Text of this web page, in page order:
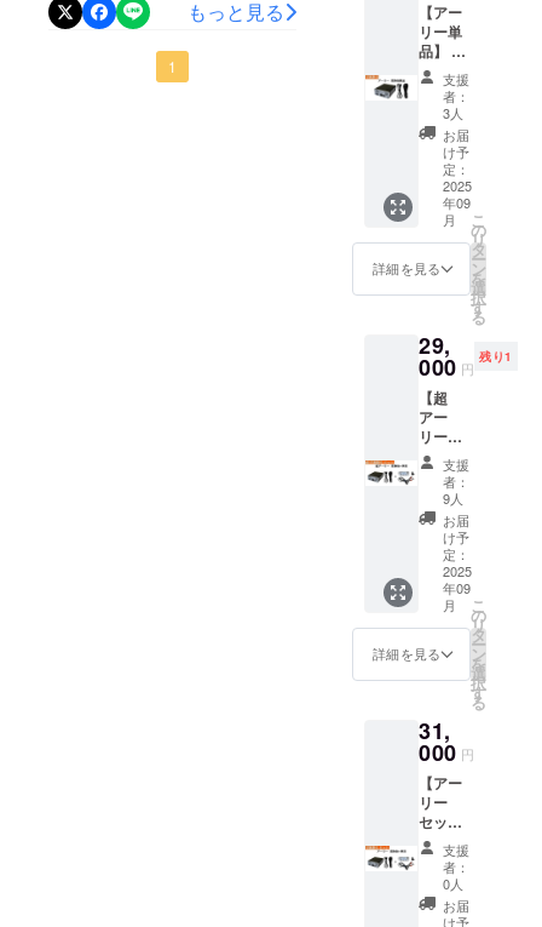
の進捗も随時お知らせして
いきますので、引き続きよ
ろしくお願いします！
本製品は目標金額を達成す
ることができました！誠に
もっと見る
1
【アー
リー単
品】 金
額（送
料・税
込）：
¥11800
リター
ン内容
：美耳
USB
オー
ディオ
変換機
支援
者：
3人
お届
け予
定：
2025
年09
月
詳細を見る
こ
の
リ
タ
ー
ン
を
選
択
す
る
29,
000 円
残り1
【超
アー
リー
セッ
ト】 金
額（送
料・税
込）：
¥29000
リター
ン内容
： x1 美
耳 x1 美
耳 USB
オー
ディオ
限定
数：10
台
支援
者：
9人
お届
け予
定：
2025
年09
月
詳細を見る
こ
の
リ
タ
ー
ン
を
選
択
す
る
31,
000 円
【アー
リー
セッ
ト】 金
額（送
料・税
込）：
¥31000
支援
者：
0人
お届
け予